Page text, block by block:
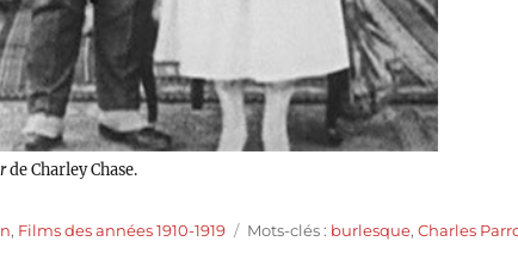
de Charley Chase.
, Films des années 1910-1919 Étiquettes
Mots-clés : burlesque,Charles